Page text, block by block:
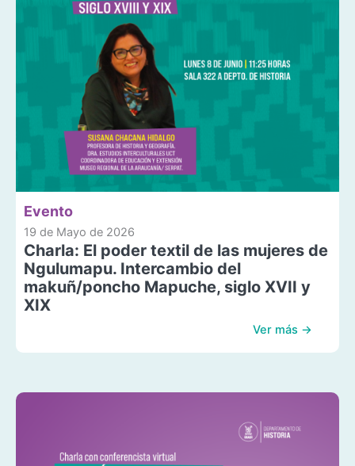
Evento
19 de Mayo de 2026
Charla: El poder textil de las mujeres de
Ngulumapu. Intercambio del
makuñ/poncho Mapuche, siglo XVII y
XIX
Ver más →